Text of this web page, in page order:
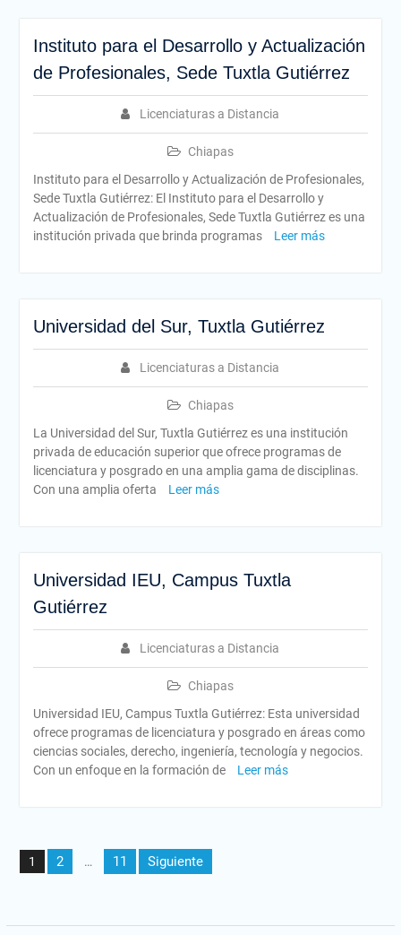
Instituto para el Desarrollo y Actualización
de Profesionales, Sede Tuxtla Gutiérrez
Licenciaturas a Distancia
Chiapas
Instituto para el Desarrollo y Actualización de Profesionales,
Sede Tuxtla Gutiérrez: El Instituto para el Desarrollo y
Actualización de Profesionales, Sede Tuxtla Gutiérrez es una
institución privada que brinda programas
Leer más
Universidad del Sur, Tuxtla Gutiérrez
Licenciaturas a Distancia
Chiapas
La Universidad del Sur, Tuxtla Gutiérrez es una institución
privada de educación superior que ofrece programas de
licenciatura y posgrado en una amplia gama de disciplinas.
Con una amplia oferta
Leer más
Universidad IEU, Campus Tuxtla
Gutiérrez
Licenciaturas a Distancia
Chiapas
Universidad IEU, Campus Tuxtla Gutiérrez: Esta universidad
ofrece programas de licenciatura y posgrado en áreas como
ciencias sociales, derecho, ingeniería, tecnología y negocios.
Con un enfoque en la formación de
Leer más
Paginación
de
1 2 … 11 Siguiente